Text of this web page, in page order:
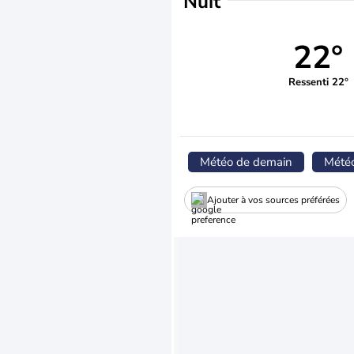
22°
Ressenti 22°
Météo de demain
Ajouter à vos sources préférées